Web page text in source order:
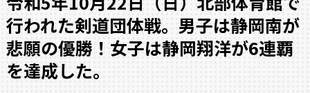
行われた剣道団体戦。男子は静岡南が
悲願の優勝！女子は静岡翔洋が6連覇
を達成した。